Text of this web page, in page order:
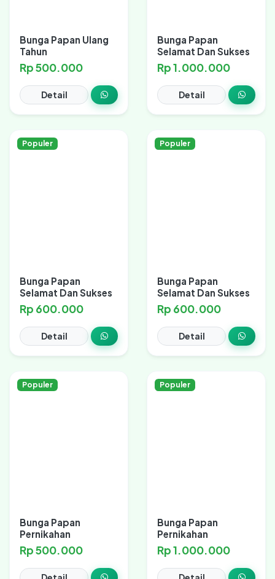
Bunga Papan Ulang
Tahun
Rp 500.000
Detail
Bunga Papan
Selamat Dan Sukses
Rp 1.000.000
Detail
Populer
Bunga Papan
Selamat Dan Sukses
Rp 600.000
Detail
Populer
Bunga Papan
Selamat Dan Sukses
Rp 600.000
Detail
Populer
Bunga Papan
Pernikahan
Rp 500.000
Populer
Bunga Papan
Pernikahan
Rp 1.000.000